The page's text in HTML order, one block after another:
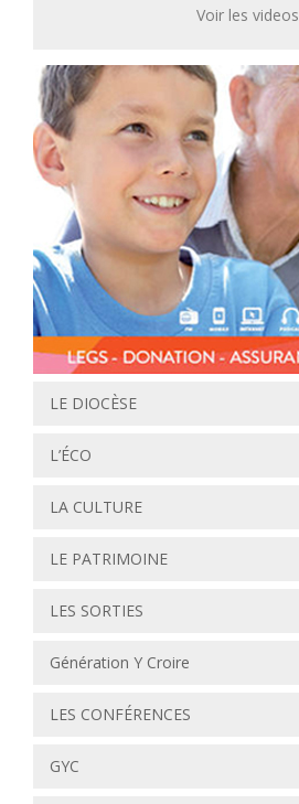
Voir les videos
LE DIOCÈSE
L’ÉCO
LA CULTURE
LE PATRIMOINE
LES SORTIES
Génération Y Croire
LES CONFÉRENCES
GYC